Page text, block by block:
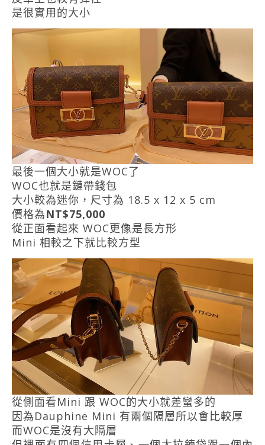
是很實用的大小
最後一個大小就是WOC了
WOC也就是鏈帶錢包
大小較為迷你，尺寸為 18.5 x 12 x 5 cm
價格為NT$75,000
從正面看起來 WOC更像是長方形
Mini 相較之下就比較方型
從側面看Mini 跟 WOC的大小就差蠻多的
因為Dauphine Mini 有兩個隔層所以會比較厚
而WOC是沒有大隔層